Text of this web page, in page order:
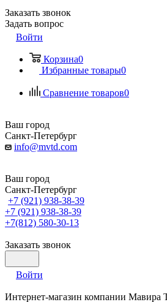
Заказать звонок
Задать вопрос
Войти
Корзина0
Избранные товары0
Сравнение товаров0
Ваш город
Санкт-Петербург
info@mvtd.com
Ваш город
Санкт-Петербург
+7 (921) 938-38-39
+7 (921) 938-38-39
+7(812) 580-30-13
Заказать звонок
Войти
Интернет-магазин компании Мавира